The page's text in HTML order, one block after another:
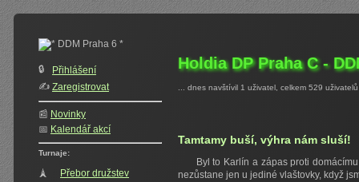
🔒
Přihlášení
✍️‍ Zaregistrovat
📰 Novinky
📅 Kalendář akcí
Turnaje:
🗼
Přebor družstev
Holdia DP Praha C -
... dnes navštívil 1 uživatel, celkem 529 uživatelů
Tamtamy buší, výhra nám sluší!
Byl to Karlín a zápas proti
nezůstane jen u jediné vlaštovky, když